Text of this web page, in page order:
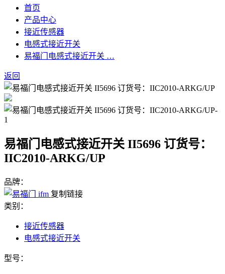
首页
产品中心
接近传感器
电感式接近开关
易福门电感式接近开关 …
返回
易福门电感式接近开关 II5696 订货号：
IIC2010-ARKG/UP
品牌：
复制链接
类别：
接近传感器
电感式接近开关
型号：